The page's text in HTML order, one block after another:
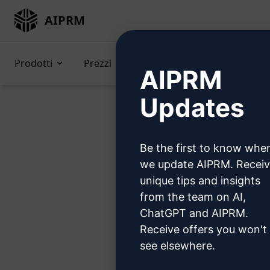
AIPRM
Prodotti Prezzi
Passo
AIPRM
Updates
Be the first to know
we update AIPRM.
unique tips and insights
from the team on AI,
ChatGPT and AIPRM.
Receive offers you won't
see elsewhere.